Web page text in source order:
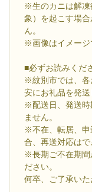
※生のカニは解凍
象）を起こす場
ん。
※画像はイメージ
■必ずお読みくだ
※紋別市では、各
安にお礼品を発送
※配送日、発送時
ません。
※不在、転居、申
合、再送対応はで
※長期ご不在期間
ださい。
何卒、ご了承いた